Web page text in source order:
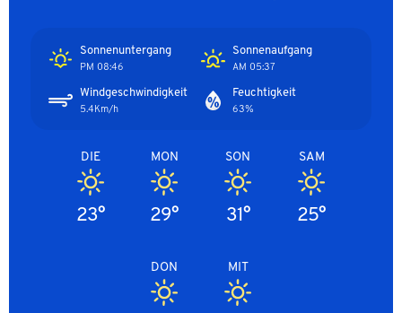
Sonnenaufgang
05:37 AM
Sonnenuntergang
08:46 PM
Feuchtigkeit
63%
Windgeschwindigkeit
5.4Km/h
SAM
25°
SON
31°
MON
29°
DIE
23°
MIT
DON